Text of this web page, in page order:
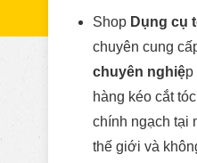
Shop Dụng cụ
chuyên cung
chuyên nghiệp
hàng kéo cắt
chính ngạch tại
thế giới và